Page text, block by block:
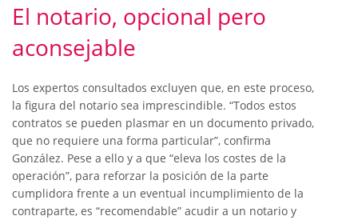
El notario, opcional pero
aconsejable
Los expertos consultados excluyen que, en este proceso,
la figura del notario sea imprescindible. “Todos estos
contratos se pueden plasmar en un documento privado,
que no requiere una forma particular”, confirma
González. Pese a ello y a que “eleva los costes de la
operación”, para reforzar la posición de la parte
cumplidora frente a un eventual incumplimiento de la
contraparte, es “recomendable” acudir a un notario y